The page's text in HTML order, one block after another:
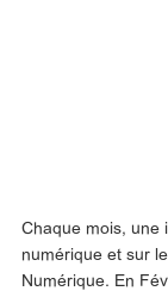
Chaque mois, une
numérique et sur
Numérique. En